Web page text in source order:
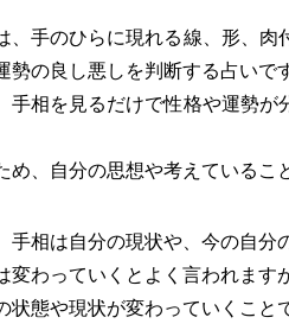
、手のひらに現れる線、形、肉
勢の良し悪しを判断する占いで
手相を見るだけで性格や運勢が
め、自分の思想や考えているこ
手相は自分の現状や、今の自分
変わっていくとよく言われます
状態や現状が変わっていくこと